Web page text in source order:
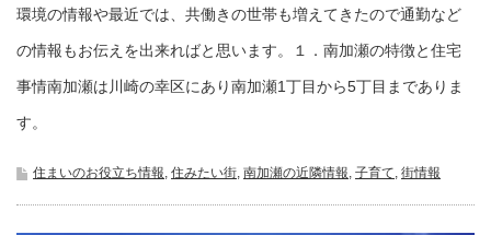
環境の情報や最近では、共働きの世帯も増えてきたので通勤など
の情報もお伝えを出来ればと思います。１．南加瀬の特徴と住宅
事情南加瀬は川崎の幸区にあり南加瀬1丁目から5丁目までありま
す。
住まいのお役立ち情報 住みたい街 南加瀬の近隣情報 子育て 街情報